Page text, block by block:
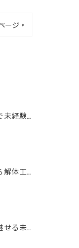
ージ >
千葉の解体業界で未経験から高収入を実現
千葉で未経験から解体工になる道
千葉の解体工が魅せる未経験高収入